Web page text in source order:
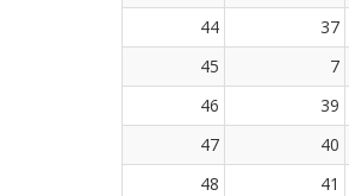
44
37
45
7
46
39
47
40
48
41